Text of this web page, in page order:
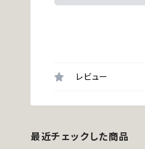
レビュー
最近チェックした商品